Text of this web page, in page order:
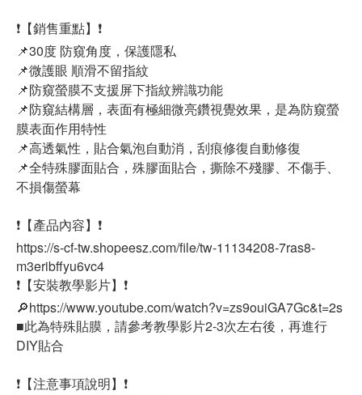
❗【銷售重點】❗
📌30度 防窺角度，保護隱私
📌微護眼 順滑不留指紋
📌防窺螢膜不支援屏下指紋辨識功能
📌防窺結構層，表面有極細微亮鑽視覺效果，是為防窺螢
膜表面作用特性
📌高透氣性，貼合氣泡自動消，刮痕修復自動修復
📌全特殊膠面貼合，殊膠面貼合，撕除不殘膠、不傷手、
不損傷螢幕
❗【產品內容】❗
https://s-cf-tw.shopeesz.com/file/tw-11134208-7ras8-
m3eribffyu6vc4
❗【安裝教學影片】❗
🔎https://www.youtube.com/watch?v=zs9ouiGA7Gc&t=2s
■此為特殊貼膜，請參考教學影片2-3次左右後，再進行
DIY貼合
❗【注意事項說明】❗